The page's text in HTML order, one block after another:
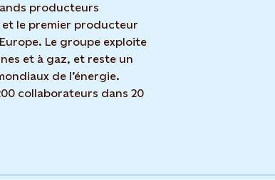
producteurs
le premier producteur
Le groupe exploite
et à gaz, et reste un
de l’énergie.
collaborateurs dans 20